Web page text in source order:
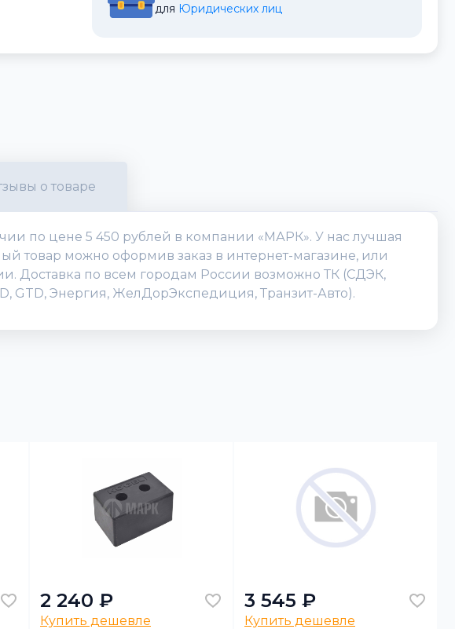
для Юридических лиц
о товаре
по цене 5 450 рублей в компании «МАРК». У нас лучшая
товар можно оформив заказ в интернет-магазине, или
Доставка по всем городам России возможно ТК (СДЭК,
GTD, Энергия, ЖелДорЭкспедиция, Транзит-Авто).
2 240 ₽
Купить дешевле
3 545 ₽
Купить дешевле